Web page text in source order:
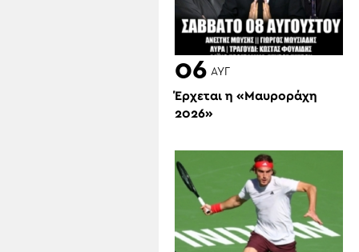
06 ΑΥΓ
Έρχεται η «Μαυροράχη
2026»